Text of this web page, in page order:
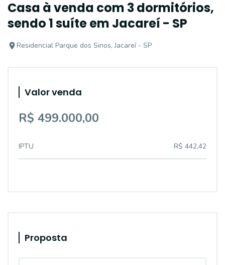
Casa à venda com 3 dormitórios,
sendo 1 suíte em Jacareí - SP
Residencial Parque dos Sinos, Jacareí - SP
Valor venda
R$ 499.000,00
IPTU R$ 442,42
Proposta